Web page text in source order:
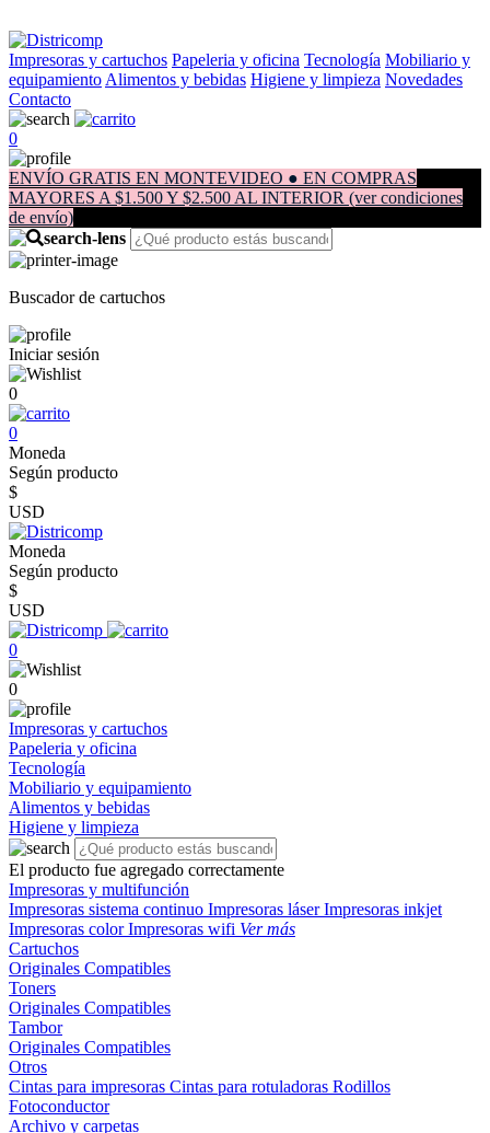
Impresoras y cartuchos Papeleria y oficina Tecnología Mobiliario y
equipamiento Alimentos y bebidas Higiene y limpieza Novedades
Contacto
0
ENVÍO GRATIS EN MONTEVIDEO ● EN COMPRAS
MAYORES A $1.500 Y $2.500 AL INTERIOR (ver condiciones
de envío)
Buscador de cartuchos
Iniciar sesión
0
0
Moneda
Según producto
$
USD
Moneda
Según producto
$
USD
0
0
Impresoras y cartuchos
Papeleria y oficina
Tecnología
Mobiliario y equipamiento
Alimentos y bebidas
Higiene y limpieza
El producto fue agregado correctamente
Impresoras y multifunción
Impresoras sistema continuo Impresoras láserImpresoras inkjet
Impresoras colorImpresoras wifi Ver más
Cartuchos
Originales Compatibles
Toners
Originales Compatibles
Tambor
Originales Compatibles
Otros
Cintas para impresoras Cintas para rotuladoras Rodillos
Fotoconductor
Archivo y carpetas